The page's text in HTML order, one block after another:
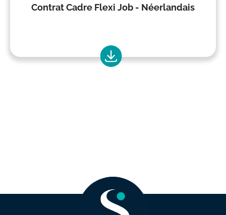
Contrat Cadre Flexi Job - Néerlandais